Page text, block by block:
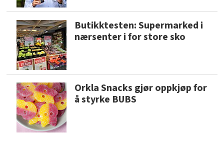
Butikktesten: Supermarked i
nærsenter i for store sko
Orkla Snacks gjør oppkjøp for
å styrke BUBS